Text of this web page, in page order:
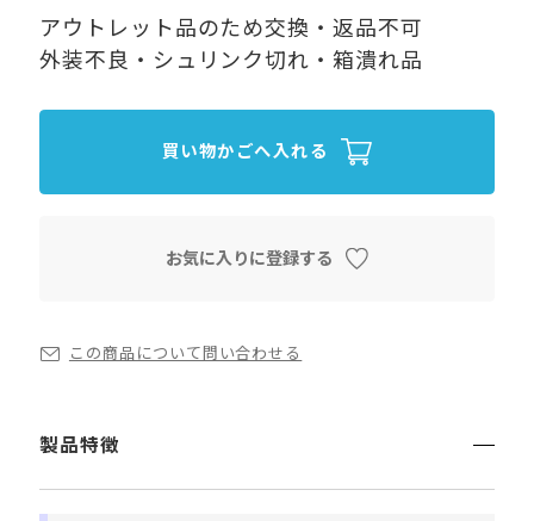
買い物かごへ入れる
お気に入りに登録する
この商品について問い合わせる
製品特徴
アウトレット品のため交換・返品不可
外装不良・シュリンク切れ・箱潰れ品